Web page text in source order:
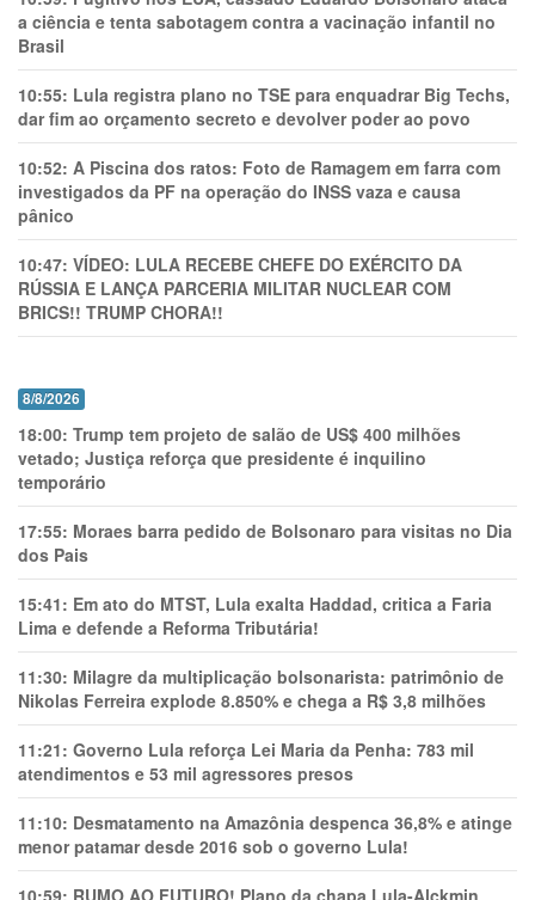
a ciência e tenta sabotagem contra a vacinação infantil no
Brasil
10:55: Lula registra plano no TSE para enquadrar Big Techs,
dar fim ao orçamento secreto e devolver poder ao povo
10:52: A Piscina dos ratos: Foto de Ramagem em farra com
investigados da PF na operação do INSS vaza e causa
pânico
10:47: VÍDEO: LULA RECEBE CHEFE DO EXÉRCITO DA
RÚSSIA E LANÇA PARCERIA MILITAR NUCLEAR COM
BRICS!! TRUMP CHORA!!
8/8/2026
18:00: Trump tem projeto de salão de US$ 400 milhões
vetado; Justiça reforça que presidente é inquilino
temporário
17:55: Moraes barra pedido de Bolsonaro para visitas no Dia
dos Pais
15:41: Em ato do MTST, Lula exalta Haddad, critica a Faria
Lima e defende a Reforma Tributária!
11:30: Milagre da multiplicação bolsonarista: patrimônio de
Nikolas Ferreira explode 8.850% e chega a R$ 3,8 milhões
11:21: Governo Lula reforça Lei Maria da Penha: 783 mil
atendimentos e 53 mil agressores presos
11:10: Desmatamento na Amazônia despenca 36,8% e atinge
menor patamar desde 2016 sob o governo Lula!
10:59: RUMO AO FUTURO! Plano da chapa Lula-Alckmin